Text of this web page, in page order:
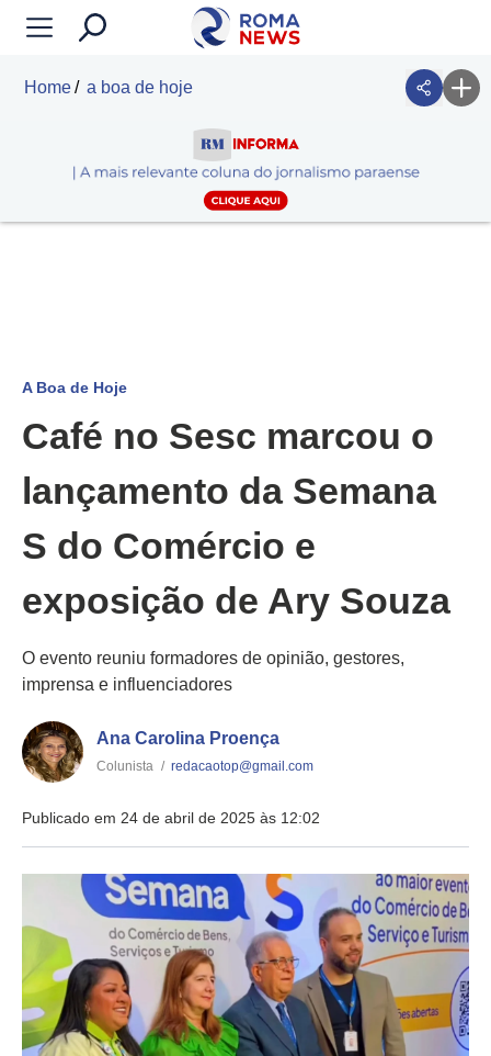
Home a boa de hoje
A Boa de Hoje
Café no Sesc marcou o
lançamento da Semana
S do Comércio e
exposição de Ary Souza
O evento reuniu formadores de opinião, gestores,
imprensa e influenciadores
Ana Carolina Proença
Colunista / redacaotop@gmail.com
Publicado em 24 de abril de 2025 às 12:02